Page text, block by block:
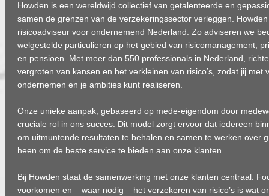
Howden is een wereldwijd collectief van getalenteerde en
samen de grenzen van de verzekeringssector verleggen.
risicoadviseur voor ondernemend Nederland. Zo adviseren we
welgestelde particulieren op het gebied van risicomanagement,
en pensioen. Met meer dan 550 professionals in Nederland,
vergroten van kansen en het verkleinen van risico’s, zodat jij met
ondernemen en je ambities kunt realiseren.
Onze unieke aanpak, gebaseerd op mede-eigendom door
cruciale rol in ons succes. Dit model zorgt ervoor dat iedereen
om uitmuntende resultaten te behalen en samen te werken over
heen om de beste service te bieden aan onze klanten.
Bij Howden staat de samenwerking met onze klanten centraal.
voorkomen en – waar nodig – het verzekeren van risico’s is wat